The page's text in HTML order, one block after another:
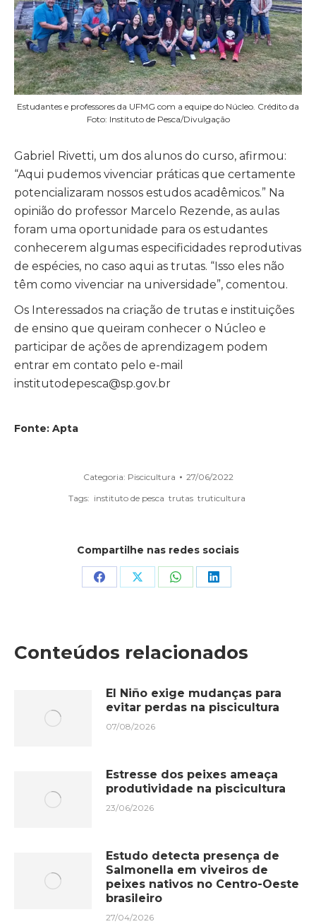
Estudantes e professores da UFMG com a equipe do Núcleo. Crédito da
Foto: Instituto de Pesca/Divulgação
Gabriel Rivetti, um dos alunos do curso, afirmou:
“Aqui pudemos vivenciar práticas que certamente
potencializaram nossos estudos acadêmicos.” Na
opinião do professor Marcelo Rezende, as aulas
foram uma oportunidade para os estudantes
conhecerem algumas especificidades reprodutivas
de espécies, no caso aqui as trutas. “Isso eles não
têm como vivenciar na universidade”, comentou.
Os Interessados na criação de trutas e instituições
de ensino que queiram conhecer o Núcleo e
participar de ações de aprendizagem podem
entrar em contato pelo e-mail
institutodepesca@sp.gov.br
Fonte: Apta
Categoria: Piscicultura
27/06/2022
Tags: instituto de pesca trutas truticultura
Compartilhe nas redes sociais
Share Share Share Share
Conteúdos relacionados
El Niño exige mudanças para
evitar perdas na piscicultura
07/08/2026
Estresse dos peixes ameaça
produtividade na piscicultura
23/06/2026
Estudo detecta presença de
Salmonella em viveiros de
peixes nativos no Centro-Oeste
brasileiro
27/04/2026